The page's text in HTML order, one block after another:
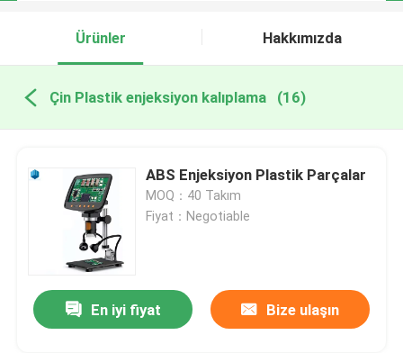
Ürünler Hakkımızda
Çin Plastik enjeksiyon kalıplama (16)
ABS Enjeksiyon Plastik Parçalar
MOQ：40 Takım
Fiyat：Negotiable
En iyi fiyat Bize ulaşın